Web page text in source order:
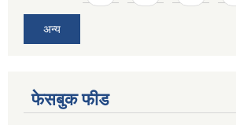
अन्य
फेसबुक फीड